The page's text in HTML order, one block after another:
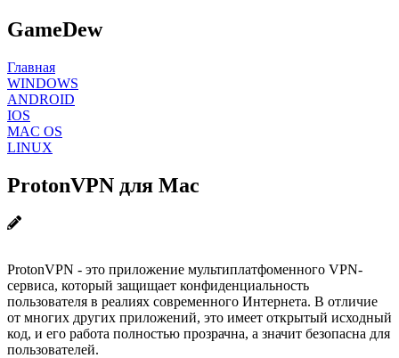
GameDew
Главная
WINDOWS
ANDROID
IOS
MAC OS
LINUX
ProtonVPN для Mac
ProtonVPN - это приложение мультиплатфоменного VPN-
сервиса, который защищает конфиденциальность
пользователя в реалиях современного Интернета. В отличие
от многих других приложений, это имеет открытый исходный
код, и его работа полностью прозрачна, а значит безопасна для
пользователей.